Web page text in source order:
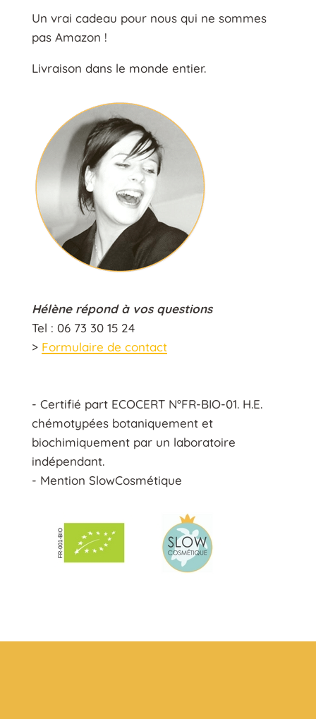
Un vrai cadeau pour nous qui ne sommes
pas Amazon !
Livraison dans le monde entier.
Hélène répond à vos questions
Tel : 06 73 30 15 24
> Formulaire de contact
- Certifié part ECOCERT N°FR-BIO-01. H.E.
chémotypées botaniquement et
biochimiquement par un laboratoire
indépendant.
- Mention SlowCosmétique